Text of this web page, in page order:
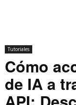
Tutoriales
Cómo
de IA a